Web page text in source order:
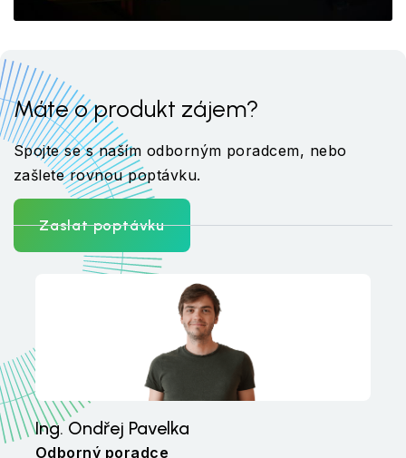
Máte o produkt zájem?
Spojte se s naším odborným poradcem, nebo
zašlete rovnou poptávku.
Zaslat poptávku
Ing. Ondřej Pavelka
Odborný poradce